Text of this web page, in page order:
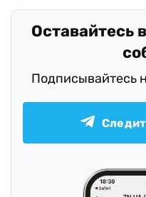
Оставайтесь
Подписывайтесь